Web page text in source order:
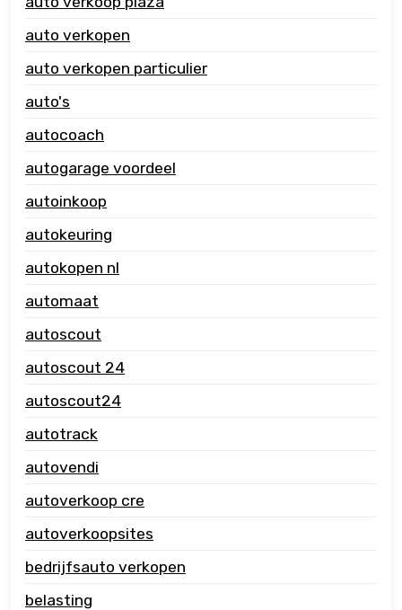
auto verkopen
auto verkopen particulier
auto's
autocoach
autogarage voordeel
autoinkoop
autokeuring
autokopen nl
automaat
autoscout
autoscout 24
autoscout24
autotrack
autovendi
autoverkoop cre
autoverkoopsites
bedrijfsauto verkopen
belasting